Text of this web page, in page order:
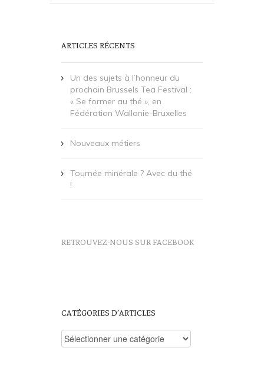
Ce site utilise Akismet pour
réduire les indésirables.
En savoir
plus sur comment les données de
vos commentaires sont utilisées
ARTICLES RÉCENTS
Un des sujets à l’honneur du
prochain Brussels Tea Festival :
« Se former au thé », en
Fédération Wallonie-Bruxelles
Nouveaux métiers
Tournée minérale ? Avec du thé
!
RETROUVEZ-NOUS SUR FACEBOOK
CATÉGORIES D’ARTICLES
Catégories
d’articles